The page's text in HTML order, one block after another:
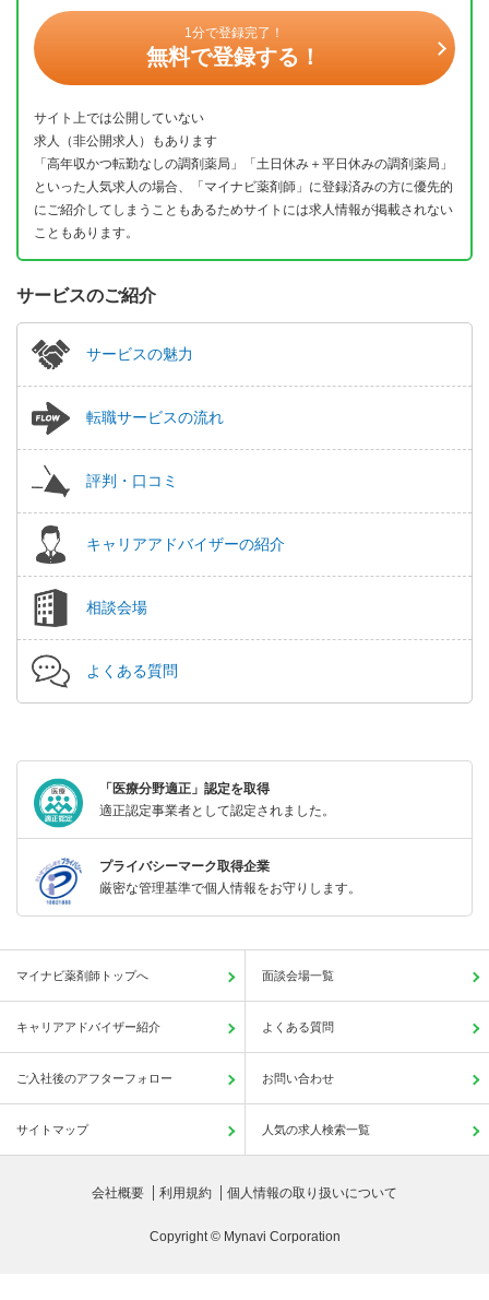
1分で登録完了！
無料で登録する！
サイト上では公開していない
求人（非公開求人）もあります
「高年収かつ転勤なしの調剤薬局」「土日休み＋平日休みの調剤薬局」
といった人気求人の場合、「マイナビ薬剤師」に登録済みの方に優先的
にご紹介してしまうこともあるためサイトには求人情報が掲載されない
こともあります。
サービスのご紹介
サービスの魅力
転職サービスの流れ
評判・口コミ
キャリアアドバイザーの紹介
相談会場
よくある質問
「医療分野適正」認定を取得
適正認定事業者として認定されました。
プライバシーマーク取得企業
厳密な管理基準で個人情報をお守りします。
マイナビ薬剤師トップへ 面談会場一覧
キャリアアドバイザー紹介 よくある質問
ご入社後のアフターフォロー お問い合わせ
サイトマップ 人気の求人検索一覧
会社概要 利用規約 個人情報の取り扱いについて
Copyright © Mynavi Corporation